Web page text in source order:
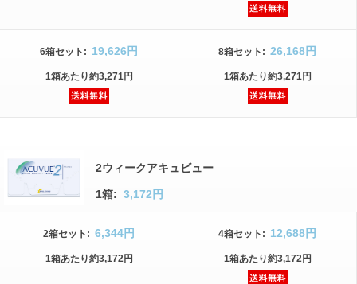
6箱セット : 19,626円
1箱あたり約3,271円
8箱セット : 26,168円
1箱あたり約3,271円
2ウィークアキュビュー
1箱: 3,172円
2箱セット : 6,344円
1箱あたり約3,172円
4箱セット : 12,688円
1箱あたり約3,172円